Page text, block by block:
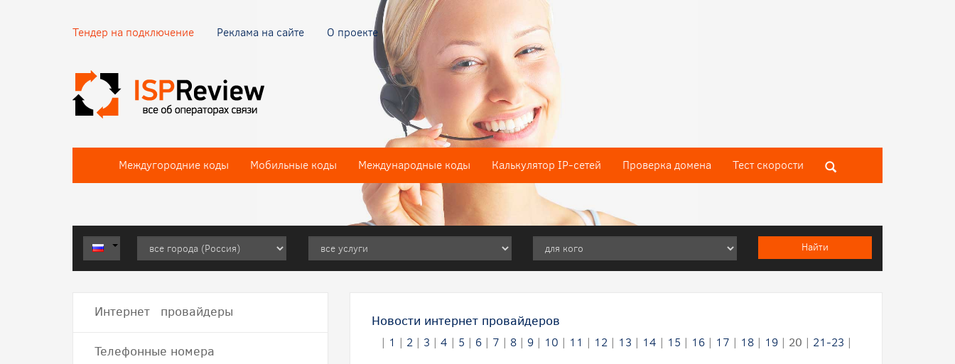
Тендер на подключение Реклама на сайте О проекте
Междугородние коды Мобильные коды Международные коды Калькулятор IP-сетей Проверка домена Тест скороcти
Новости интернет провайдеров
| 1 | 2| 3 | 4 | 5 | 6| 7 | 8| 9| 10 | 11 | 12| 13 | 14 | 15 | 16| 17 | 18| 19| 20 | 21-23 |
Интернет провайдеры
Телефонные номера